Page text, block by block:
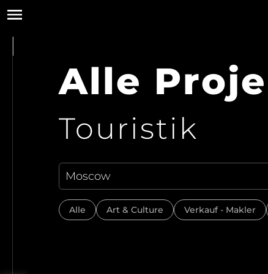
Alle
Touristik
Alle Art & Culture Verkauf - Makler